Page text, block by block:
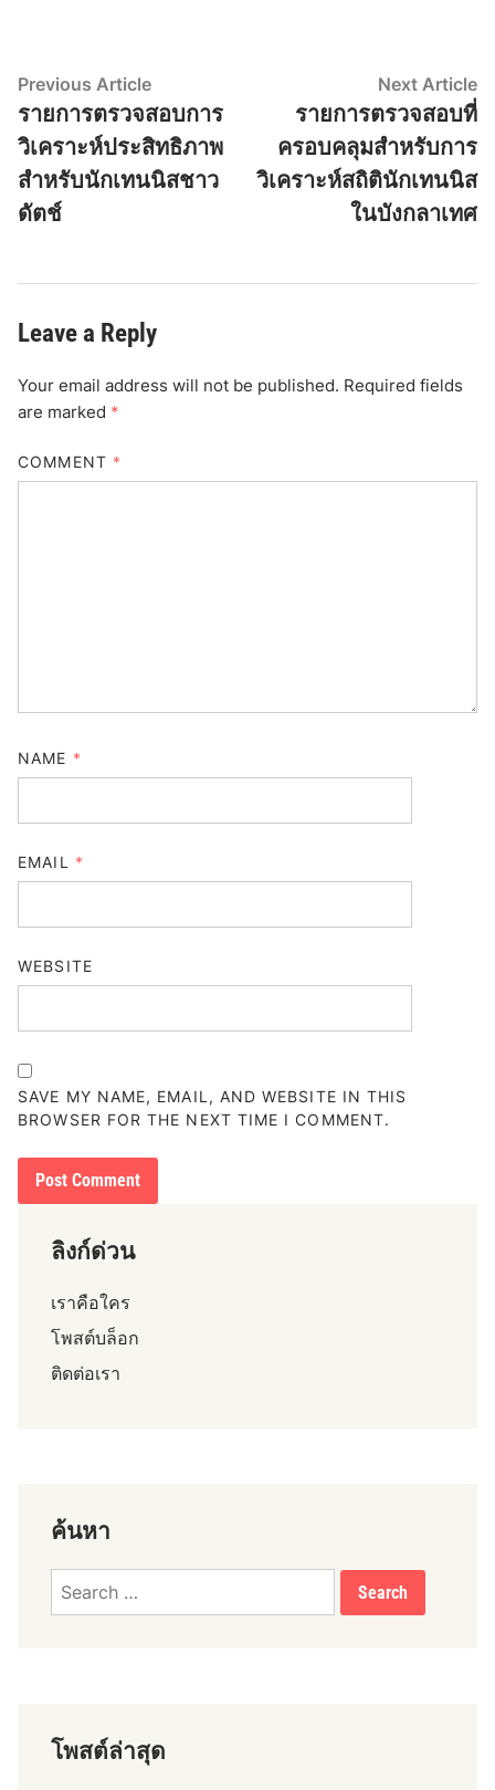
Post
navigation
Previous ArticlePrevious
article:
รายการตรวจสอบการ
วิเคราะห์ประสิทธิภาพ
สำหรับนักเทนนิสชาว
ดัตช์
Next Article
รายการตรวจสอบที่
ครอบคลุมสำหรับการ
วิเคราะห์สถิตินักเทนนิส
ในบังกลาเทศ
Leave a Reply
Your email address will not be published. Required fields
are marked *
COMMENT *
NAME *
EMAIL *
WEBSITE
SAVE MY NAME, EMAIL, AND WEBSITE IN THIS
BROWSER FOR THE NEXT TIME I COMMENT.
ลิงก์ด่วน
เราคือใคร
โพสต์บล็อก
ติดต่อเรา
ค้นหา
Search
โพสต์ล่าสุด